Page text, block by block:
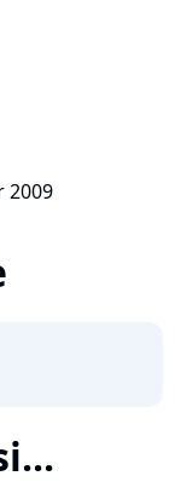
2009